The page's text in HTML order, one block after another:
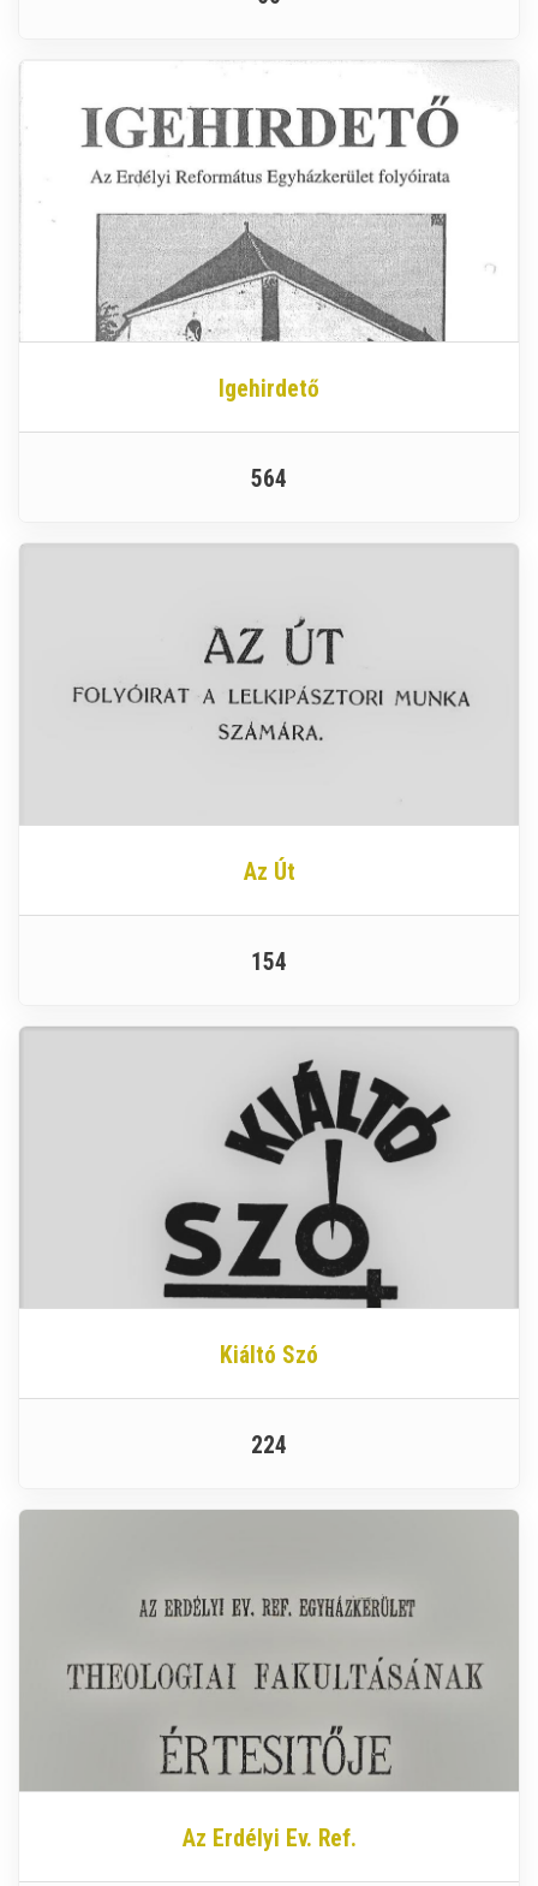
Igehirdető
564
Az Út
154
Kiáltó Szó
224
Az Erdélyi Ev. Ref.